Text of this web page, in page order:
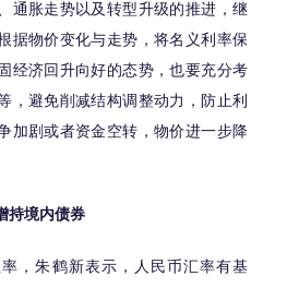
通胀走势以及转型升级的推进，继
据物价变化与走势，将名义利率保
经济回升向好的态势，也要充分考
，避免削减结构调整动力，防止利
加剧或者资金空转，物价进一步降
境内债券
朱鹤新表示，人民币汇率有基